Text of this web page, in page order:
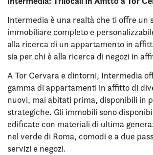
Intermedia è una realtà che ti offre un
immobiliare completo e
alla ricerca di un appartamento in
sia per chi è alla ricerca di negozi in
A Tor Cervara e dintorni, Intermedia
gamma di appartamenti in affitto di
nuovi, mai abitati prima, disponibili in
strategiche. Gli immobili sono
edificate con materiali di ultima
nel verde di Roma, comodi e a due
servizi e negozi.